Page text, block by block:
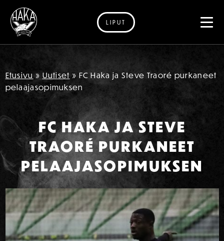
Siirry sisältöön
LIPUT
Etusivu » Uutiset » FC Haka ja Steve Traoré purkaneet
pelaajasopimuksen
FC HAKA JA STEVE
TRAORÉ PURKANEET
PELAAJASOPIMUKSEN